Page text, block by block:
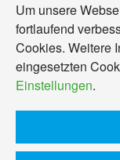
Um unsere
fortlaufend
Cookies. Weitere
eingesetzten
Einstellungen.